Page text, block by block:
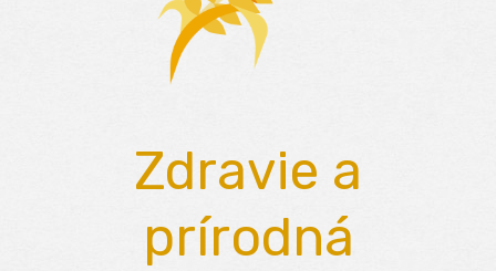
Zdravie a
prírodná